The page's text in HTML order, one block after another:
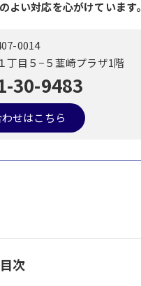
い対応を心がけています。
0014
丁目５−５韮崎プラザ1階
30-9483
せはこちら
目次